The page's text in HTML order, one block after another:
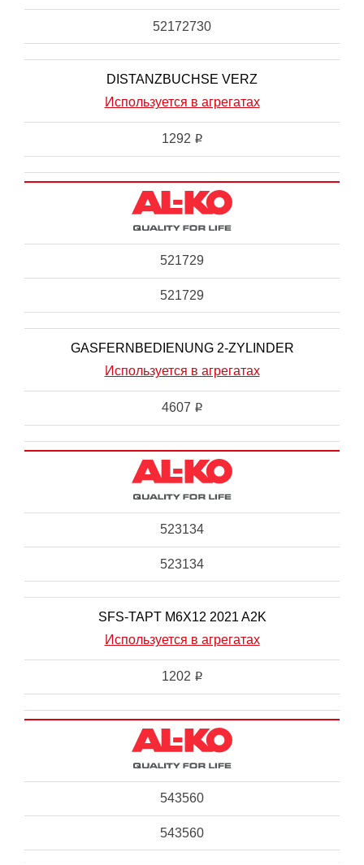
52172730
DISTANZBUCHSE VERZ
Используется в агрегатах
1292 i
521729
521729
GASFERNBEDIENUNG 2-ZYLINDER
Используется в агрегатах
4607 i
523134
523134
SFS-TAPT M6X12 2021 A2K
Используется в агрегатах
1202 i
543560
543560